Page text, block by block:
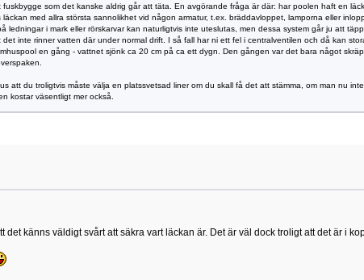
som det kanske aldrig går att täta. En avgörande fråga är där: har poolen haft en
med allra största sannolikhet vid någon armatur, t.ex. bräddavloppet, lamporna eller
i mark eller rörskarvar kan naturligtvis inte uteslutas, men dessa system går ju att
inte rinner vatten där under normal drift. I så fall har ni ett fel i centralventilen och då kan
en gång - vattnet sjönk ca 20 cm på ca ett dygn. Den gången var det bara något
att du troligtvis måste välja en platssvetsad liner om du skall få det att stämma, om man nu
kostar väsentligt mer också.
känns väldigt svårt att säkra vart läckan är. Det är väl dock troligt att det är i